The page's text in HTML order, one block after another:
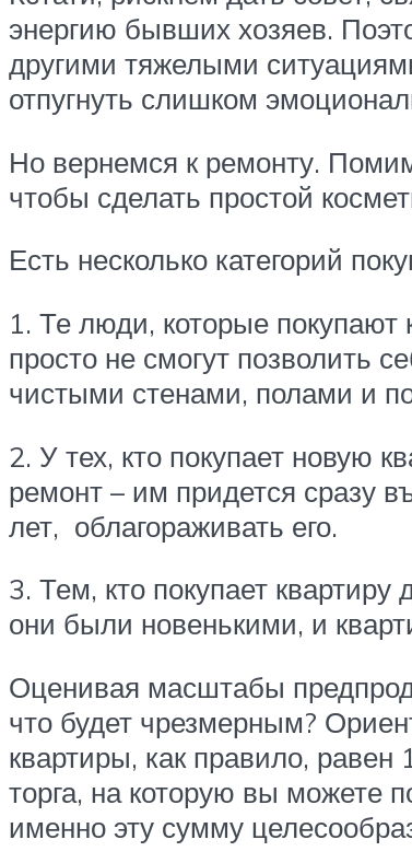
энергию бывших хозяев.
другими тяжелыми
отпугнуть слишком
Но вернемся к ремонту.
чтобы сделать простой
Есть несколько категорий
1. Те люди, которые покупают
просто не смогут позволить
чистыми стенами, полами и
2. У тех, кто покупает новую
ремонт – им придется сразу
лет, облагораживать его.
3. Тем, кто покупает
они были новенькими, и
Оценивая масштабы
что будет чрезмерным?
квартиры, как правило,
торга, на которую вы можете
именно эту сумму